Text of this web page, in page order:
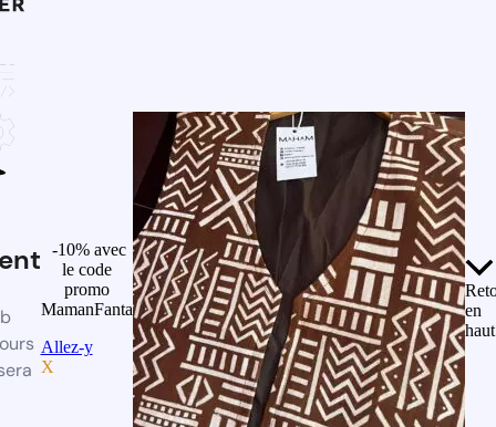
-10% avec
le code
promo
MamanFanta
Allez-y
X
en
haut